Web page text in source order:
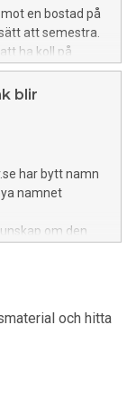
en bostad på
att semestra.
ha koll på
oväntade och
blir
har bytt namn
namnet
om den
och hitta